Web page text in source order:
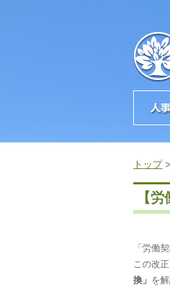
トップ>
【
「労働
この改
換」 を